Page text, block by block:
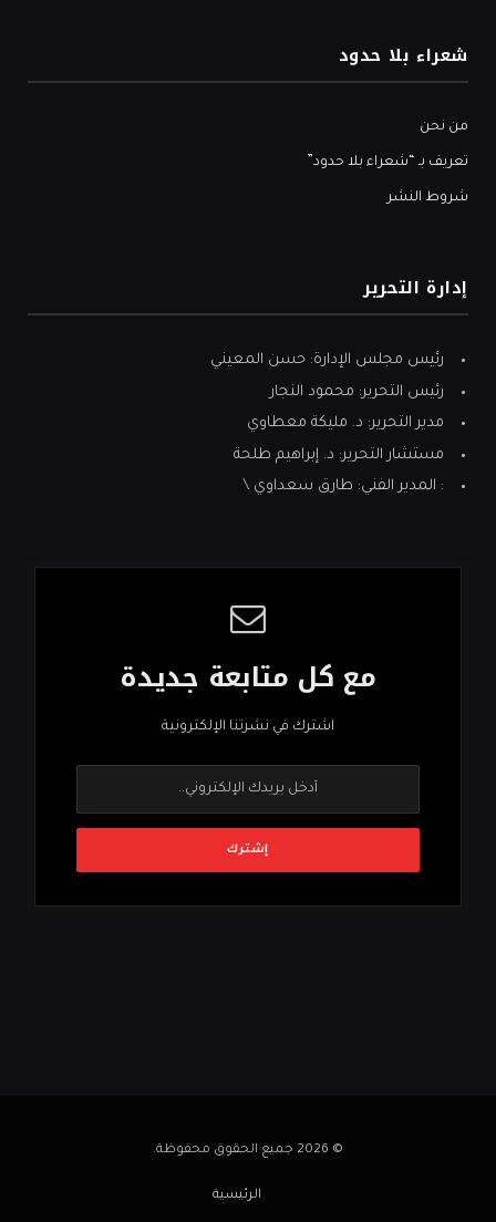
شعراء بلا حدود
من نحن
تعريف بـ “شعراء بلا حدود”
شروط النشر
إدارة التحرير
رئيس مجلس الإدارة: حسن المعيني
رئيس التحرير: محمود النجار
مدير التحرير: د. مليكة معطاوي
مستشار التحرير: د. إبراهيم طلحة
: المدير الفني: طارق سعداوي \
مع كل متابعة جديدة
اشترك في نشرتنا الإلكترونية
© 2026 جميع الحقوق محفوظة.
الرئيسية